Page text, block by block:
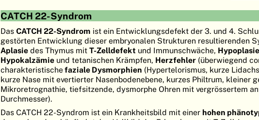
CATCH 22-Syndrom
Das CATCH 22-Syndrom ist ein Entwicklungsdefekt der 3. und 4.
gestörten Entwicklung dieser embryonalen Strukturen resultierenden
Aplasie des Thymus mit T-Zelldefekt und Immunschwäche, Hypoplasie
Hypokalzämie und tetanischen Krämpfen, Herzfehler (überwiegend
charakteristischefaziale Dysmorphien (Hypertelorismus, kurze
kurze Nase mit evertierter Nasenbodenebene, kurzes Philtrum, kleiner
Mikroretrognathie, tiefsitzende, dysmorphe Ohren mit vergrössertem
Durchmesser).
Das CATCH 22-Syndrom ist ein Krankheitsbild mit einer hohen